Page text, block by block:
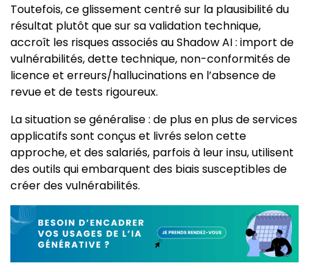
Toutefois, ce glissement centré sur la plausibilité du
résultat plutôt que sur sa validation technique,
accroît les risques associés au Shadow AI : import de
vulnérabilités, dette technique, non-conformités de
licence et erreurs/hallucinations en l’absence de
revue et de tests rigoureux.
La situation se généralise : de plus en plus de services
applicatifs sont conçus et livrés selon cette
approche, et des salariés, parfois à leur insu, utilisent
des outils qui embarquent des biais susceptibles de
créer des vulnérabilités.